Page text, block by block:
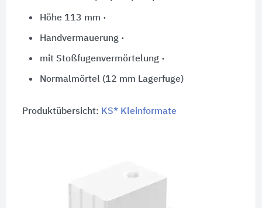
Höhe 113 mm ·
Handvermauerung ·
mit Stoßfugenvermörtelung ·
Normalmörtel (12 mm Lagerfuge)
Produktübersicht: KS* Kleinformate